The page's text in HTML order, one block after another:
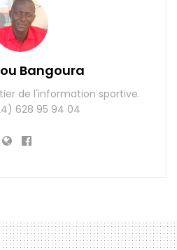
Bangoura
de l'information sportive.
628 95 94 04